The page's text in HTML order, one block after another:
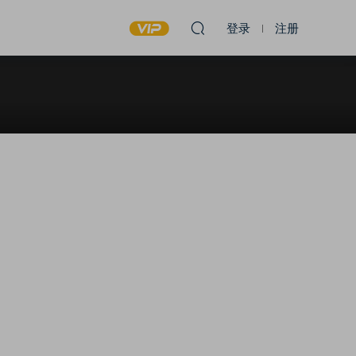
登录 注册